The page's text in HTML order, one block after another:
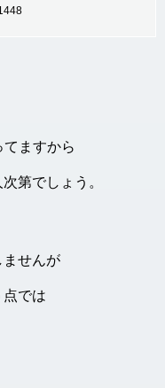
てますから
第でしょう。
ませんが
点では